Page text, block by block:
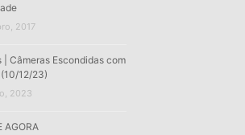
2017
| Câmeras Escondidas com
12/23)
2023
AGORA